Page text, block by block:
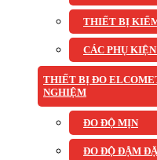
THIẾT BỊ
CÁC PHỤ
THIẾT BỊ ĐO
NGHIỆM
ĐO ĐỘ MỊN
ĐO ĐỘ ĐẬM